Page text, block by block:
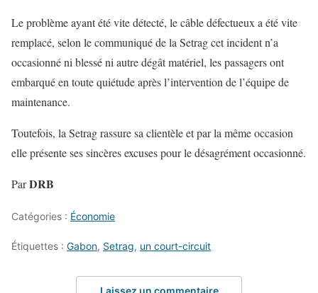
Le problème ayant été vite détecté, le câble défectueux a été vite
remplacé, selon le communiqué de la Setrag cet incident n’a
occasionné ni blessé ni autre dégât matériel, les passagers ont
embarqué en toute quiétude après l’intervention de l’équipe de
maintenance.
Toutefois, la Setrag rassure sa clientèle et par la même occasion
elle présente ses sincères excuses pour le désagrément occasionné.
ParDRB
Catégories : Économie
Étiquettes : Gabon, Setrag, un court-circuit
Laissez un commentaire